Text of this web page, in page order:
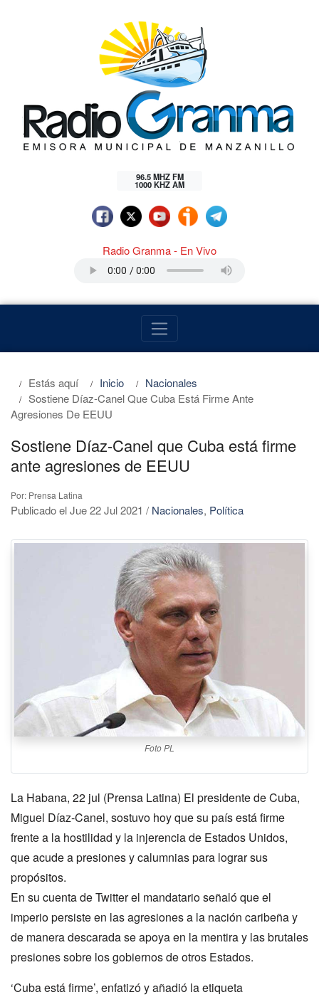
96.5 MHZ FM
1000 KHZ AM
Radio Granma - En Vivo
Estás aquí Inicio
Nacionales
Sostiene Díaz-Canel Que Cuba Está Firme Ante
Agresiones De EEUU
Sostiene Díaz-Canel que Cuba está firme
ante agresiones de EEUU
Por: Prensa Latina
Publicado el Jue 22 Jul 2021 / Nacionales, Política
Foto PL
La Habana, 22 jul (Prensa Latina) El presidente de Cuba,
Miguel Díaz-Canel, sostuvo hoy que su país está firme
frente a la hostilidad y la injerencia de Estados Unidos,
que acude a presiones y calumnias para lograr sus
propósitos.
En su cuenta de Twitter el mandatario señaló que el
imperio persiste en las agresiones a la nación caribeña y
de manera descarada se apoya en la mentira y las brutales
presiones sobre los gobiernos de otros Estados.
‘Cuba está firme’, enfatizó y añadió la etiqueta